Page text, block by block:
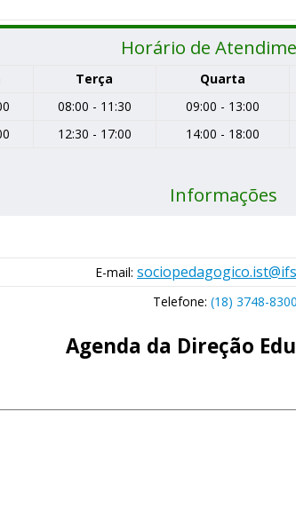
Horário de
Terça Quarta
08:00 - 11:30 09:00 - 13:00
12:30 - 17:00 14:00 - 18:00
Informações
E-mail:
Telefone: (18) 3748-8300
Agenda da Direção